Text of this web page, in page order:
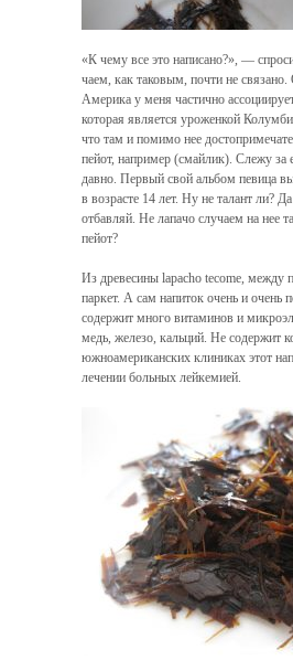
«К чему все это написано?», —
чаем, как таковым, почти не
Америка у меня частично
которая является уроженкой
что там и помимо нее
пейот, например (смайлик). Слежу за
давно. Первый свой альбом певица
в возрасте 14 лет. Ну не талант ли?
отбавляй. Не лапачо случаем на нее
пейот?
Из древесины lapacho tecome, между
паркет. А сам напиток очень и очень
содержит много витаминов и
медь, железо, кальций. Не содержит
южноамериканских клиниках этот
лечении больных лейкемией.